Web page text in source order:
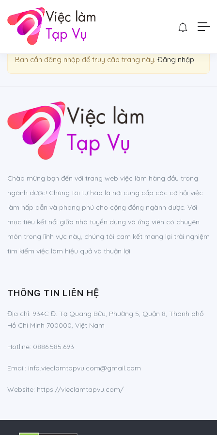
Show Sidebar
Bạn cần đăng nhập để truy cập trang này. Đăng nhập
Chào mừng bạn đến với trang web việc làm hàng đầu trong
ngành dược! Chúng tôi tự hào là nơi cung cấp các cơ hội việc
làm hấp dẫn và phong phú cho cộng đồng ngành dược. Với
mục tiêu kết nối giữa nhà tuyển dụng và ứng viên có chuyên
môn trong lĩnh vực này, chúng tôi cam kết mang lại trải nghiệm
tìm kiếm việc làm hiệu quả và thuận lợi.
THÔNG TIN LIÊN HỆ
Địa chỉ: 934C Đ. Tạ Quang Bửu, Phường 5, Quận 8, Thành phố
Hồ Chí Minh 700000, Việt Nam
Hotline: 0886.585.693
Email: info.vieclamtapvu.com@gmail.com
Website: https://vieclamtapvu.com/